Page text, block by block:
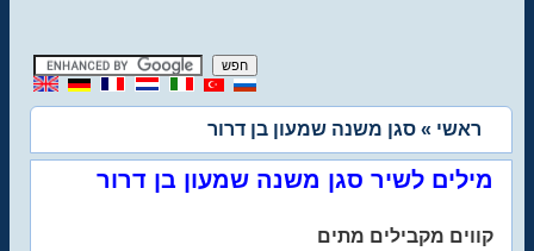
ראשי » סגן משנה שמעון בן דרור
מילים לשיר סגן משנה שמעון בן דרור
קווים מקבילים מתים